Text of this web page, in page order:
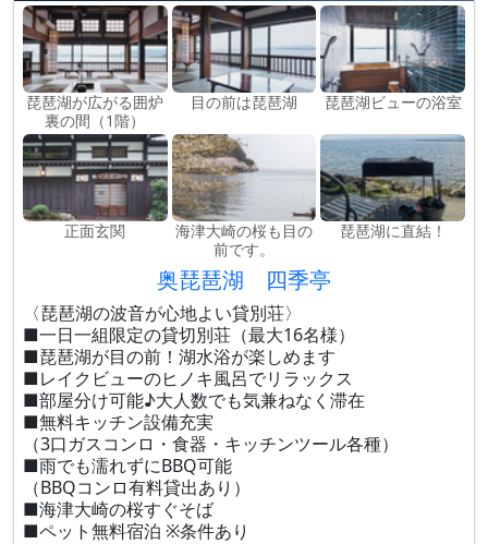
琵琶湖が広がる囲炉
裏の間（1階）
目の前は琵琶湖 琵琶湖ビューの浴室
正面玄関
海津大崎の桜も目の
前です。
琵琶湖に直結！
奥琵琶湖 四季亭
〈琵琶湖の波音が心地よい貸別荘〉
■一日一組限定の貸切別荘（最大16名様）
■琵琶湖が目の前！湖水浴が楽しめます
■レイクビューのヒノキ風呂でリラックス
■部屋分け可能♪大人数でも気兼ねなく滞在
■無料キッチン設備充実
（3口ガスコンロ・食器・キッチンツール各種）
■雨でも濡れずにBBQ可能
（BBQコンロ有料貸出あり）
■海津大崎の桜すぐそば
■ペット無料宿泊 ※条件あり